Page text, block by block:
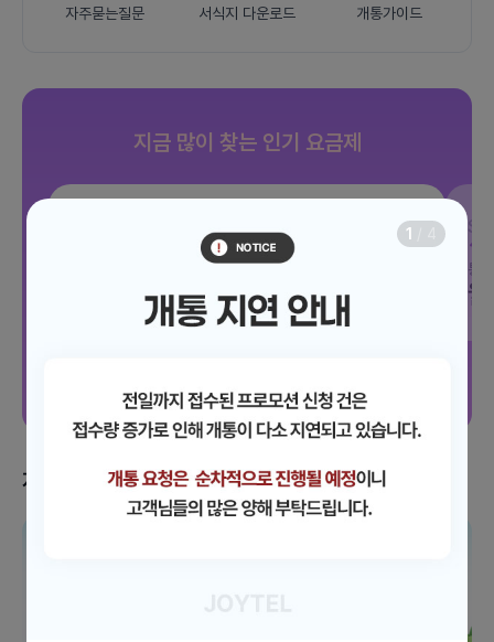
자주묻는질문 서식지 다운로드 개통가이드
지금 많이 찾는 인기 요금제
JOY 500분 30GB
문자 100건
월 12,100원/ 평생할인
통
지금 받을 수 있는 혜택 이벤트 더보기
1